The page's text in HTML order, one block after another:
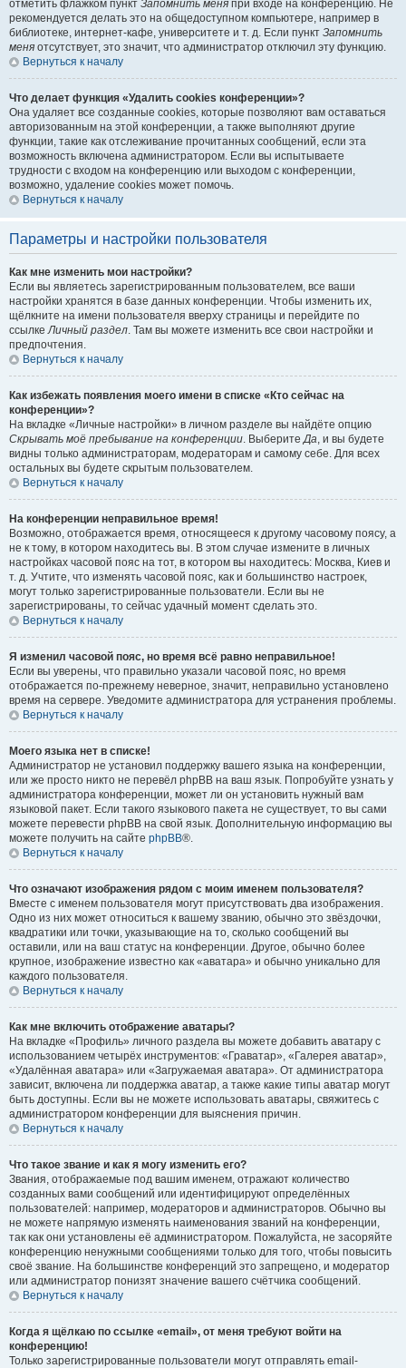
отметить флажком пункт Запомнить меня при входе на конференцию. Не
рекомендуется делать это на общедоступном компьютере, например в
библиотеке, интернет-кафе, университете и т. д. Если пункт Запомнить
меня отсутствует, это значит, что администратор отключил эту функцию.
Вернуться к началу
Что делает функция «Удалить cookies конференции»?
Она удаляет все созданные cookies, которые позволяют вам оставаться
авторизованным на этой конференции, а также выполняют другие
функции, такие как отслеживание прочитанных сообщений, если эта
возможность включена администратором. Если вы испытываете
трудности с входом на конференцию или выходом с конференции,
возможно, удаление cookies может помочь.
Вернуться к началу
Параметры и настройки пользователя
Как мне изменить мои настройки?
Если вы являетесь зарегистрированным пользователем, все ваши
настройки хранятся в базе данных конференции. Чтобы изменить их,
щёлкните на имени пользователя вверху страницы и перейдите по
ссылкеЛичный раздел. Там вы можете изменить все свои настройки и
предпочтения.
Вернуться к началу
Как избежать появления моего имени в списке «Кто сейчас на
конференции»?
На вкладке «Личные настройки» в личном разделе вы найдёте опцию
Скрывать моё пребывание на конференции. ВыберитеДа, и вы будете
видны только администраторам, модераторам и самому себе. Для всех
остальных вы будете скрытым пользователем.
Вернуться к началу
На конференции неправильное время!
Возможно, отображается время, относящееся к другому часовому поясу, а
не к тому, в котором находитесь вы. В этом случае измените в личных
настройках часовой пояс на тот, в котором вы находитесь: Москва, Киев и
т. д. Учтите, что изменять часовой пояс, как и большинство настроек,
могут только зарегистрированные пользователи. Если вы не
зарегистрированы, то сейчас удачный момент сделать это.
Вернуться к началу
Я изменил часовой пояс, но время всё равно неправильное!
Если вы уверены, что правильно указали часовой пояс, но время
отображается по-прежнему неверное, значит, неправильно установлено
время на сервере. Уведомите администратора для устранения проблемы.
Вернуться к началу
Моего языка нет в списке!
Администратор не установил поддержку вашего языка на конференции,
или же просто никто не перевёл phpBB на ваш язык. Попробуйте узнать у
администратора конференции, может ли он установить нужный вам
языковой пакет. Если такого языкового пакета не существует, то вы сами
можете перевести phpBB на свой язык. Дополнительную информацию вы
можете получить на сайте phpBB®.
Вернуться к началу
Что означают изображения рядом с моим именем пользователя?
Вместе с именем пользователя могут присутствовать два изображения.
Одно из них может относиться к вашему званию, обычно это звёздочки,
квадратики или точки, указывающие на то, сколько сообщений вы
оставили, или на ваш статус на конференции. Другое, обычно более
крупное, изображение известно как «аватара» и обычно уникально для
каждого пользователя.
Вернуться к началу
Как мне включить отображение аватары?
На вкладке «Профиль» личного раздела вы можете добавить аватару с
использованием четырёх инструментов: «Граватар», «Галерея аватар»,
«Удалённая аватара» или «Загружаемая аватара». От администратора
зависит, включена ли поддержка аватар, а также какие типы аватар могут
быть доступны. Если вы не можете использовать аватары, свяжитесь с
администратором конференции для выяснения причин.
Вернуться к началу
Что такое звание и как я могу изменить его?
Звания, отображаемые под вашим именем, отражают количество
созданных вами сообщений или идентифицируют определённых
пользователей: например, модераторов и администраторов. Обычно вы
не можете напрямую изменять наименования званий на конференции,
так как они установлены её администратором. Пожалуйста, не засоряйте
конференцию ненужными сообщениями только для того, чтобы повысить
своё звание. На большинстве конференций это запрещено, и модератор
или администратор понизят значение вашего счётчика сообщений.
Вернуться к началу
Когда я щёлкаю по ссылке «email», от меня требуют войти на
конференцию!
Только зарегистрированные пользователи могут отправлять email-